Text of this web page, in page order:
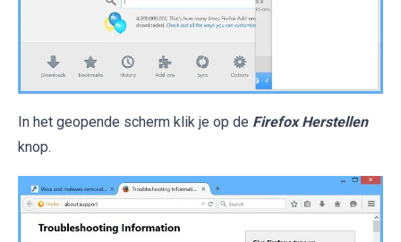
In het geopende scherm klik je op de Firefox Herstellen
knop.